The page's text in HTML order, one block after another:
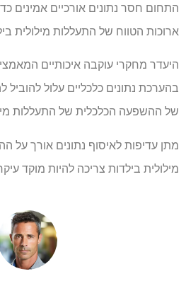
התחום חסר נתונים אורכיים אמינים
ארוכות הטווח של התעללות מילולית
היעדר מחקרי עוקבה איכותיים
בהערכת נתונים כלכליים עלול
של ההשפעה הכלכלית של התעללות
מתן עדיפות לאיסוף נתונים אורך על
מילולית בילדות צריכה להיות מוקד